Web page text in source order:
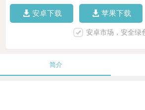
安卓下载 苹果下载
安卓市场，安全绿
简介